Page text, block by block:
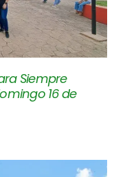
Siempre
16 de